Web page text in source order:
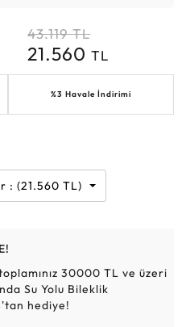
43.119 TL
21.560TL
%3 Havale İndirimi
gr : (21.560 TL)
30000 TL ve üzeri
Su Yolu Bileklik
hediye!